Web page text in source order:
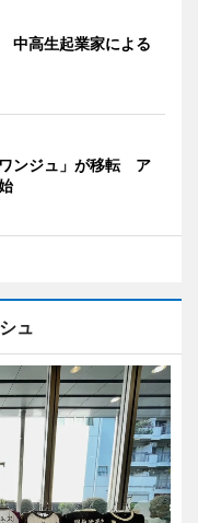
中高生起業家による
ンジュ」が移転 ア
ュ